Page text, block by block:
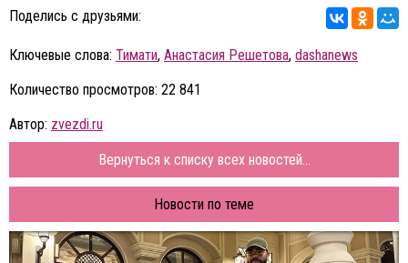
Поделись с друзьями:
Ключевые слова: Тимати, Анастасия Решетова, dashanews
Количество просмотров: 22 841
Автор: zvezdi.ru
Вернуться к списку всех новостей...
Новости по теме